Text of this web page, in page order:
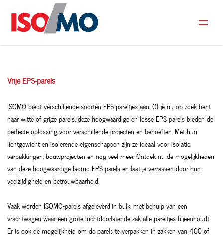
Vrije EPS-parels
ISOMO biedt verschillende soorten EPS-pareltjes aan. Of je nu op zoek bent
naar witte of grijze parels, deze hoogwaardige en losse EPS parels bieden de
perfecte oplossing voor verschillende projecten en behoeften. Met hun
lichtgewicht en isolerende eigenschappen zijn ze ideaal voor isolatie,
verpakkingen, bouwprojecten en nog veel meer. Ontdek nu de mogelijkheden
van deze hoogwaardige Isomo EPS parels en laat je verrassen door hun
veelzijdigheid en betrouwbaarheid.
Vaak worden ISOMO-parels afgeleverd in bulk, met behulp van een
vrachtwagen waar een grote luchtdoorlatende zak alle pareltjes bijeenhoudt.
Er is ook de mogelijkheid om de parels te verpakken in zakken van 400 of